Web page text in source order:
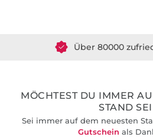
Über 80000
MÖCHTEST DU IMMER
STAND
Sei immer auf dem neuesten
Gutschein als